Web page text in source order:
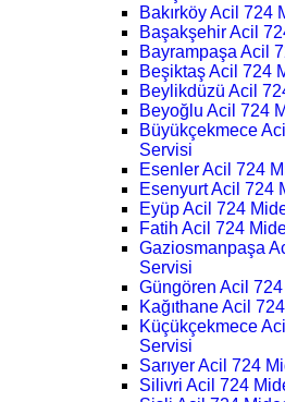
Bakırköy Acil 724
Başakşehir Acil
Bayrampaşa Acil
Beşiktaş Acil 724
Beylikdüzü Acil
Beyoğlu Acil 724
Büyükçekmece
Servisi
Esenler Acil 724
Esenyurt Acil 724
Eyüp Acil 724
Fatih Acil 724
Gaziosmanpaşa
Servisi
Güngören Acil
Kağıthane Acil
Küçükçekmece
Servisi
Sarıyer Acil 724
Silivri Acil 724